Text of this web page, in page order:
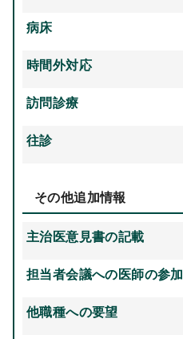
病床
時間外対応
訪問診療
往診
その他追加情報
主治医意見書の記載
担当者会議への医師の参加
他職種への要望